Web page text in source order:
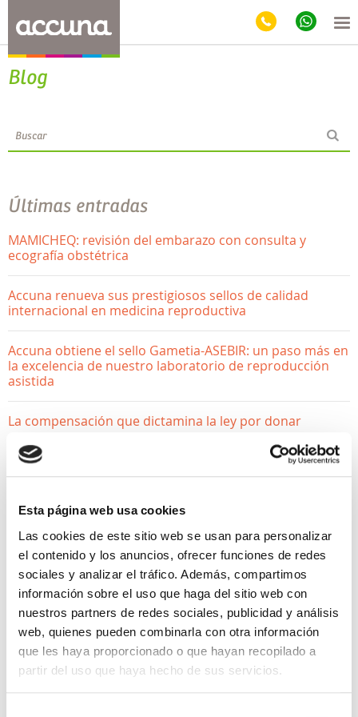
Esta página web usa cookies
Las cookies de este sitio web se usan para personalizar
el contenido y los anuncios, ofrecer funciones de redes
sociales y analizar el tráfico. Además, compartimos
información sobre el uso que haga del sitio web con
nuestros partners de redes sociales, publicidad y análisis
web, quienes pueden combinarla con otra información
que les haya proporcionado o que hayan recopilado a
partir del uso que haya hecho de sus servicios.
Blog
Últimas entradas
MAMICHEQ: revisión del embarazo con consulta y
ecografía obstétrica
Accuna renueva sus prestigiosos sellos de calidad
internacional en medicina reproductiva
Accuna obtiene el sello Gametia-ASEBIR: un paso más en
la excelencia de nuestro laboratorio de reproducción
asistida
La compensación que dictamina la ley por donar
¿Donar óvulos afecta a mi fertilidad? Desmontamos los
ACTUALIDAD